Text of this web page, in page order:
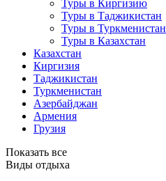
Туры в Киргизию
Туры в Таджикистан
Туры в Туркменистан
Туры в Казахстан
Казахстан
Киргизия
Таджикистан
Туркменистан
Азербайджан
Армения
Грузия
Показать все
Виды отдыха